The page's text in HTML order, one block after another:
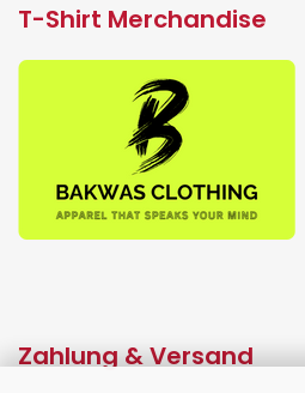
T-Shirt Merchandise
Zahlung & Versand